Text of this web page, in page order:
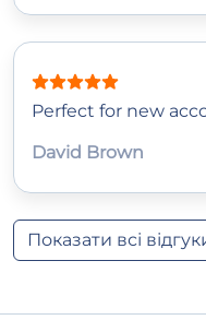
Perfect for new
David Brown
Показати всі